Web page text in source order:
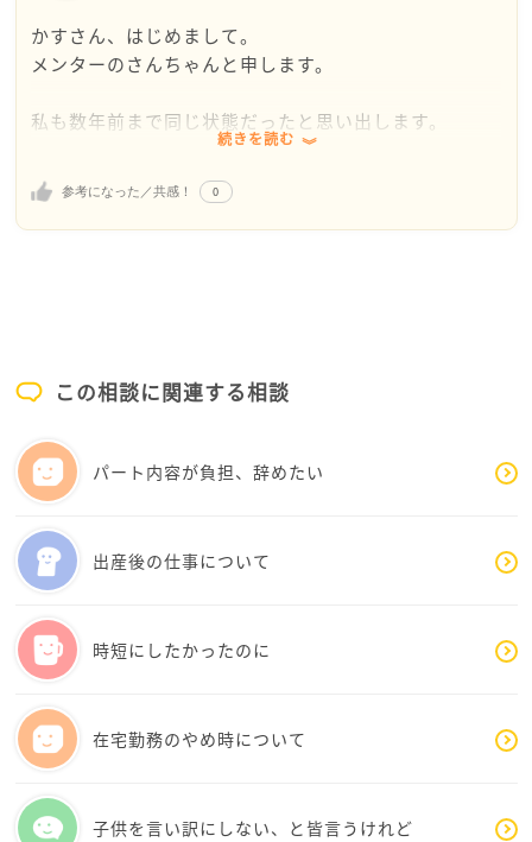
かすさん、はじめまして。
メンターのさんちゃんと申します。
私も数年前まで同じ状態だったと思い出します。
今は、高校生と中学生になりましたが、小学生ではま
だまだ普通の生活だけで大変なこととおもいます。
周りの後輩も、何のために働いているのか、仕事も家
後にやっているわけです。そもそも無理ゲーです。
しかも、昔以上に、習い事や行事、学童など休みもて
昔からの習慣は簡単には手抜きができない、きちんと
しないと気持ちが悪いものですが、やはりこれから先
婦でやらないことを決めることはとても大切だと思い
ます。
婦ともに持つことも大切です。私くらいの歳になる
と、更年期にストレスと疲れと睡眠不足で具合が悪い
ご自身に優しく、お母さんが元気なことが一番です。
私ははじめこそ色々やらないことがストレスでした
が、慣れるとなんであんなに何もかも頑張っていたの
かと思えます。
続きを読む
参考になった／共感！ 0
この相談に関連する相談
パート内容が負担、辞めたい
出産後の仕事について
時短にしたかったのに
在宅勤務のやめ時について
子供を言い訳にしない、と皆言うけれど